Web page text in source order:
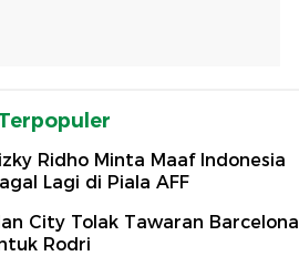
Ridho Minta Maaf Indonesia
Lagi di Piala AFF
City Tolak Tawaran Barcelona
Rodri